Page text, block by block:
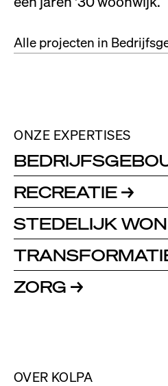
Alle projecten in
ONZE EXPERTISES
RECREATIE →
STEDELIJK
ZORG →
OVER KOLPA